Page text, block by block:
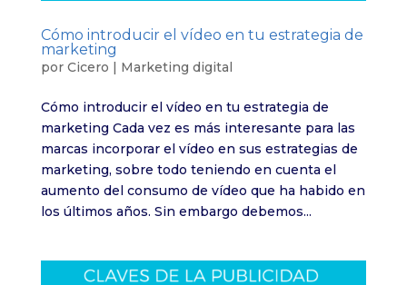
Cómo introducir el vídeo en tu estrategia de
marketing
por Cicero Marketing digital
Cómo introducir el vídeo en tu estrategia de
marketing Cada vez es más interesante para las
marcas incorporar el vídeo en sus estrategias de
marketing, sobre todo teniendo en cuenta el
aumento del consumo de vídeo que ha habido en
los últimos años. Sin embargo debemos...